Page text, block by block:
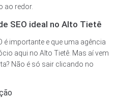
ao redor.
SEO ideal no Alto Tietê
é importante e que uma agência
aqui no Alto Tietê. Mas aí vem
Não é só sair clicando no